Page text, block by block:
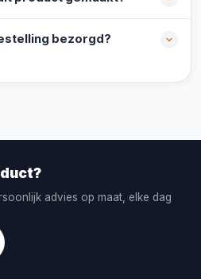
bezorgd?
advies op maat, elke dag